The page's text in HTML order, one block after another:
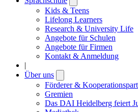
submenu
Kids & Teens
Lifelong Learners
Research & University Life
Angebote für Schulen
Angebote für Firmen
Kontakt & Anmeldung
|
Über uns
submenu
Förderer &
Gremien
Das DAI Heidelberg feiert